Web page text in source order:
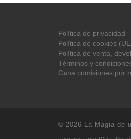
Política de privacidad
Política de cookies
Política de venta,
Términos y
Gana comisiones por
© 2026 La Magia de